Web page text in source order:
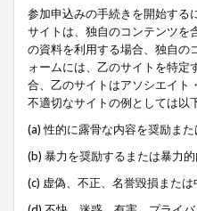
参加申込みの手続きを開始する
サイトは、独自のコンテンツを
の資料を利用する場合、独自の
ォームには、乙のサイトを特
合、乙のサイトはアソシエイト
不適切なサイトの例としては以
(a) 性的に露骨な内容を奨励また
(b) 暴力を奨励するまたは暴力
(c) 虚偽、不正、名誉毀損また